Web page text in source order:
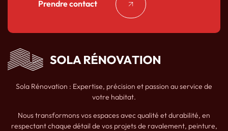
Prendre contact
Sola Rénovation : Expertise, précision et passion au service de
votre habitat.
Nous transformons vos espaces avec qualité et durabilité, en
respectant chaque détail de vos projets de ravalement, peinture,